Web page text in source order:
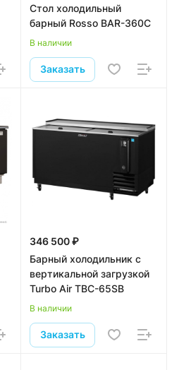
Стол холодильный
барный Rosso BAR-360C
В наличии
Заказать
346 500 ₽
Барный холодильник с
вертикальной загрузкой
Turbo Air TBC-65SB
В наличии
Заказать